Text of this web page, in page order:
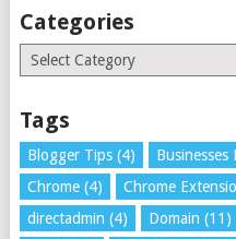
Categories
Categories
Tags
Blogger Tips(4) Businesses
Chrome(4) Chrome
directadmin (4) Domain (11)